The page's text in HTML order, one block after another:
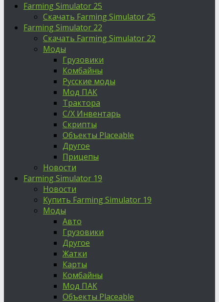
Farming Simulator 25
Скачать Farming Simulator 25
Farming Simulator 22
Скачать Farming Simulator 22
Моды
Грузовики
Комбайны
Русские моды
Мод ПАК
Трактора
С/Х Инвентарь
Скрипты
Объекты Placeable
Другое
Прицепы
Новости
Farming Simulator 19
Новости
Купить Farming Simulator 19
Моды
Авто
Грузовики
Другое
Жатки
Карты
Комбайны
Мод ПАК
Объекты Placeable